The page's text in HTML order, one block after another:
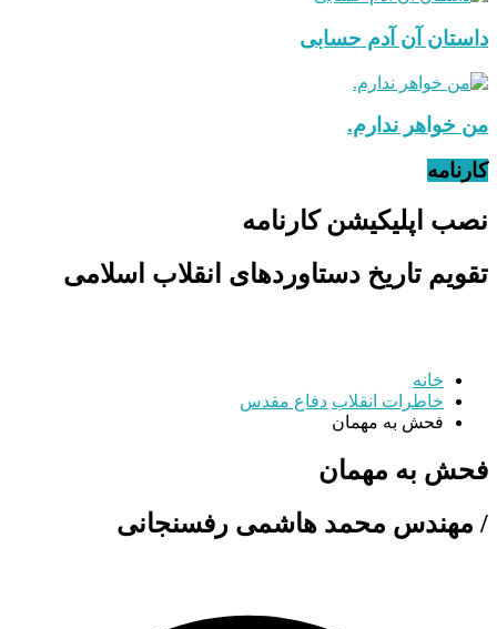
داستان آن آدم حسابی
من خواهر ندارم.
کارنامه
نصب اپلیکیشن کارنامه
تقویم تاریخ دستاوردهای انقلاب اسلامی
خانه
خاطرات انقلاب دفاع مقدس
فحش به مهمان
فحش به مهمان
/ مهندس محمد هاشمی رفسنجانی